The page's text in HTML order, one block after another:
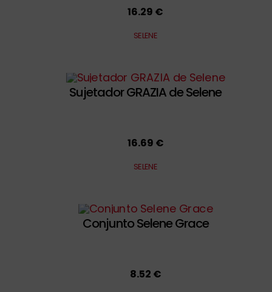
16.29 €
SELENE
Sujetador GRAZIA de Selene
16.69 €
SELENE
Conjunto Selene Grace
8.52 €